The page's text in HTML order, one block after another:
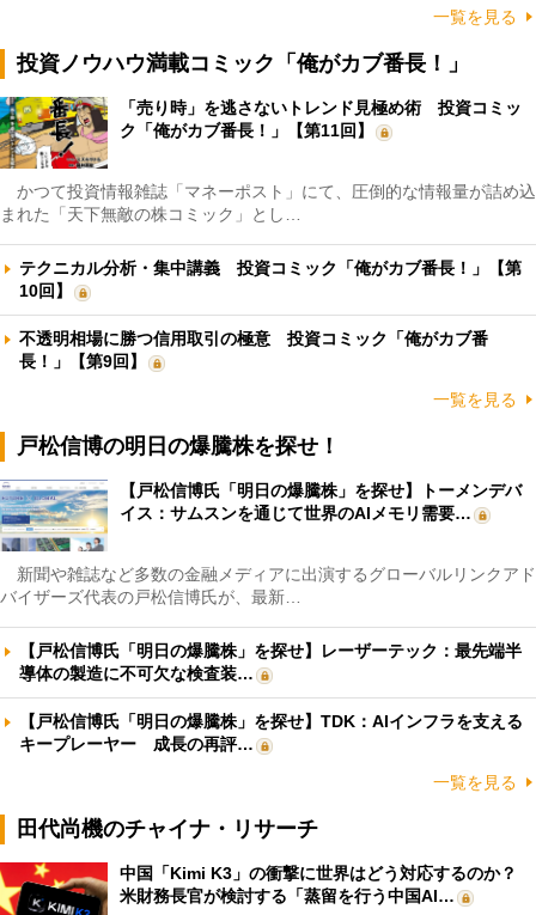
一覧を見る
投資ノウハウ満載コミック「俺がカブ番長！」
「売り時」を逃さないトレンド見極め術 投資コミッ
ク「俺がカブ番長！」【第11回】
かつて投資情報雑誌「マネーポスト」にて、圧倒的な情報量が詰め込
まれた「天下無敵の株コミック」とし…
テクニカル分析・集中講義 投資コミック「俺がカブ番長！」【第
10回】
不透明相場に勝つ信用取引の極意 投資コミック「俺がカブ番
長！」【第9回】
一覧を見る
戸松信博の明日の爆騰株を探せ！
【戸松信博氏「明日の爆騰株」を探せ】トーメンデバ
イス：サムスンを通じて世界のAIメモリ需要…
新聞や雑誌など多数の金融メディアに出演するグローバルリンクアド
バイザーズ代表の戸松信博氏が、最新…
【戸松信博氏「明日の爆騰株」を探せ】レーザーテック：最先端半
導体の製造に不可欠な検査装…
【戸松信博氏「明日の爆騰株」を探せ】TDK：AIインフラを支える
キープレーヤー 成長の再評…
一覧を見る
田代尚機のチャイナ・リサーチ
中国「Kimi K3」の衝撃に世界はどう対応するのか？
米財務長官が検討する「蒸留を行う中国AI…